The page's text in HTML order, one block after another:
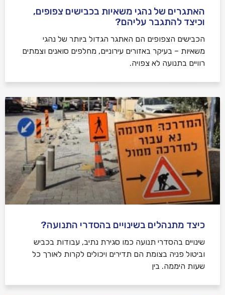
האתגרים של נהגי משאיות בכבישים צפופים,
וכיצד להתגבר עליהם?
הכבישים הצפופים הם האתגר הגדול ביותר של נהגי
משאיות – בעיקר באזורים עירוניים, מחלפים סואנים וצמתים
רוויים בתנועה לא צפויה.
כיצד מתנהלים בשינויים בהסדרי התנועה?
שינויים בהסדרי תנועה כמו סגירת נתיב, עבודות בכביש
וביטול פניה בצומת הם תדירים ויכולים לקרות לאורך כל
שעות היממה. בין